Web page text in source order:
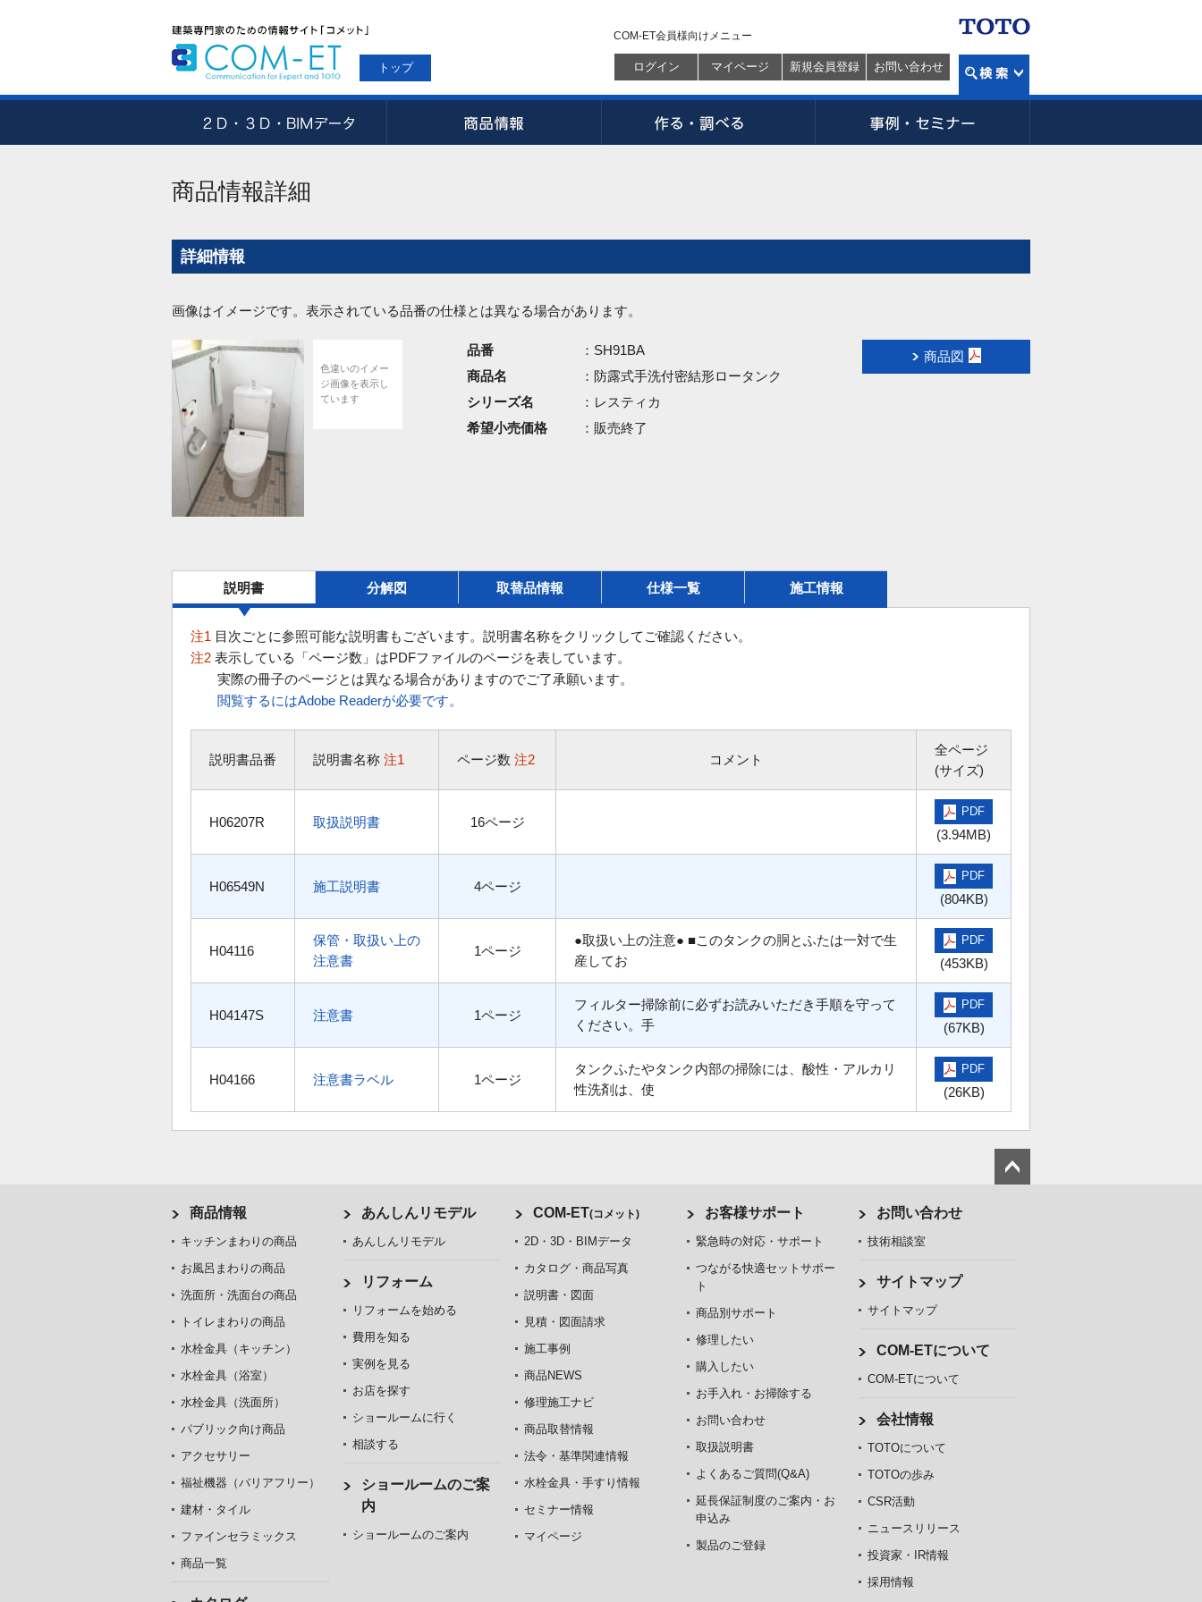
トップ
COM-ET会員様向けメニュー
ログイン マイページ 新規会員登録 お問い合わせ
商品情報詳細
詳細情報
画像はイメージです。表示されている品番の仕様とは異なる場合があります。
色違いのイメー
ジ画像を表示し
ています
品番
：SH91BA
商品名
：防露式手洗付密結形ロータンク
シリーズ名
：レスティカ
希望小売価格
：販売終了
商品図
説明書 分解図 取替品情報 仕様一覧 施工情報
注1 目次ごとに参照可能な説明書もございます。説明書名称をクリックしてご確認ください。
注2 表示している「ページ数」はPDFファイルのページを表しています。
実際の冊子のページとは異なる場合がありますのでご了承願います。
閲覧するにはAdobe Readerが必要です。
説明書品番 説明書名称 注1 ページ数 注2 コメント
全ページ
(サイズ)
H06207R 取扱説明書 16ページ
PDF
(3.94MB)
H06549N 施工説明書 4ページ
PDF
(804KB)
H04116
保管・取扱い上の
注意書
1ページ
●取扱い上の注意● ■このタンクの胴とふたは一対で生
産してお
PDF
(453KB)
H04147S 注意書 1ページ
フィルター掃除前に必ずお読みいただき手順を守って
ください。手
PDF
(67KB)
H04166 注意書ラベル 1ページ
タンクふたやタンク内部の掃除には、酸性・アルカリ
性洗剤は、使
PDF
(26KB)
商品情報
キッチンまわりの商品
お風呂まわりの商品
洗面所・洗面台の商品
トイレまわりの商品
水栓金具（キッチン）
水栓金具（浴室）
水栓金具（洗面所）
パブリック向け商品
アクセサリー
福祉機器（バリアフリー）
建材・タイル
ファインセラミックス
商品一覧
あんしんリモデル
あんしんリモデル
リフォーム
リフォームを始める
費用を知る
実例を見る
お店を探す
ショールームに行く
相談する
ショールームのご案
内
ショールームのご案内
COM-ET(コメット)
2D・3D・BIMデータ
カタログ・商品写真
説明書・図面
見積・図面請求
施工事例
商品NEWS
修理施工ナビ
商品取替情報
法令・基準関連情報
水栓金具・手すり情報
セミナー情報
マイページ
お客様サポート
緊急時の対応・サポート
つながる快適セットサポー
ト
商品別サポート
修理したい
購入したい
お手入れ・お掃除する
お問い合わせ
取扱説明書
よくあるご質問(Q&A)
延長保証制度のご案内・お
申込み
製品のご登録
お問い合わせ
技術相談室
サイトマップ
サイトマップ
COM-ETについて
COM-ETについて
会社情報
TOTOについて
TOTOの歩み
CSR活動
ニュースリリース
投資家・IR情報
採用情報